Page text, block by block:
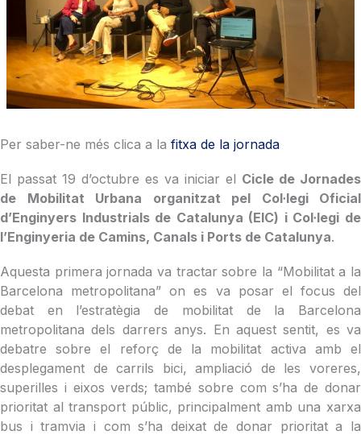
Per saber-ne més clica a la fitxa de la jornada
El passat 19 d’octubre es va iniciar el Cicle de Jornades
de Mobilitat Urbana organitzat pel Col·legi Oficial
d’Enginyers Industrials de Catalunya (EIC) i Col·legi de
l’Enginyeria de Camins, Canals i Ports de Catalunya.
Aquesta primera jornada va tractar sobre la “Mobilitat a la
Barcelona metropolitana” on es va posar el focus del
debat en l’estratègia de mobilitat de la Barcelona
metropolitana dels darrers anys. En aquest sentit, es va
debatre sobre el reforç de la mobilitat activa amb el
desplegament de carrils bici, ampliació de les voreres,
superilles i eixos verds; també sobre com s’ha de donar
prioritat al transport públic, principalment amb una xarxa
bus i tramvia i com s’ha deixat de donar prioritat a la